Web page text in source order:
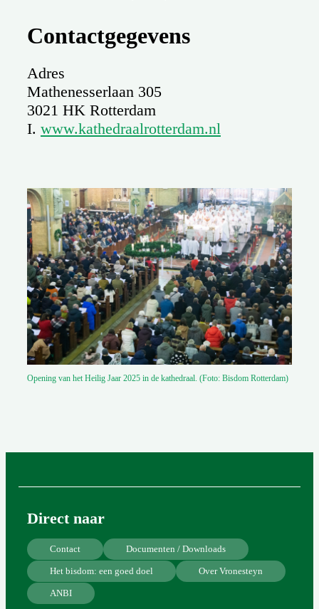
Contactgegevens
Adres
Mathenesserlaan 305
3021 HK Rotterdam
I. www.kathedraalrotterdam.nl
Opening van het Heilig Jaar 2025 in de kathedraal. (Foto: Bisdom Rotterdam)
Direct naar
Contact Documenten / Downloads
Het bisdom: een goed doel Over Vronesteyn
ANBI